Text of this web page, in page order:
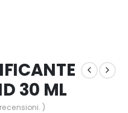
30 ML
)